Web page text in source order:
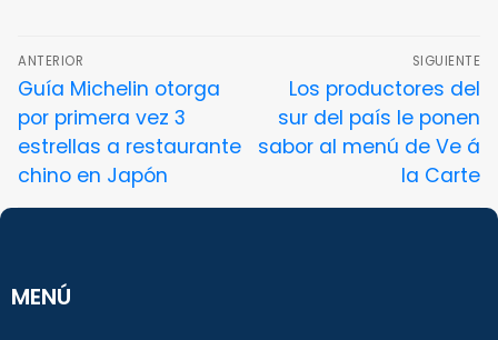
ANTERIOR
Guía Michelin otorga
por primera vez 3
estrellas a restaurante
chino en Japón
SIGUIENTE
Los productores del
sur del país le ponen
sabor al menú de Ve á
la Carte
MENÚ